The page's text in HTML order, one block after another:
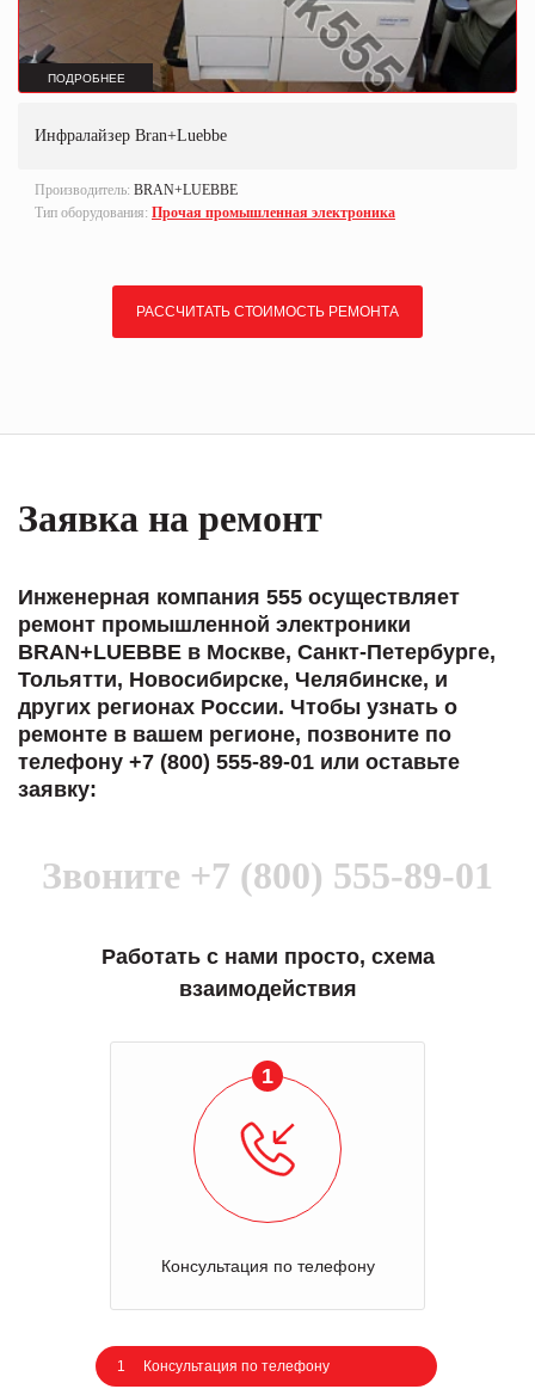
ПОДРОБНЕЕ
Инфралайзер Bran+Luebbe
Производитель: BRAN+LUEBBE
Тип оборудования: Прочая промышленная электроника
РАССЧИТАТЬ СТОИМОСТЬ РЕМОНТА
Заявка на ремонт
Инженерная компания 555 осуществляет
ремонт промышленной электроники
BRAN+LUEBBE в Москве, Санкт-Петербурге,
Тольятти, Новосибирске, Челябинске, и
других регионах России. Чтобы узнать о
ремонте в вашем регионе, позвоните по
телефону +7 (800) 555-89-01 или оставьте
заявку:
Звоните +7 (800) 555-89-01
Работать с нами просто, схема
взаимодействия
1
Консультация по телефону
1 Консультация по телефону